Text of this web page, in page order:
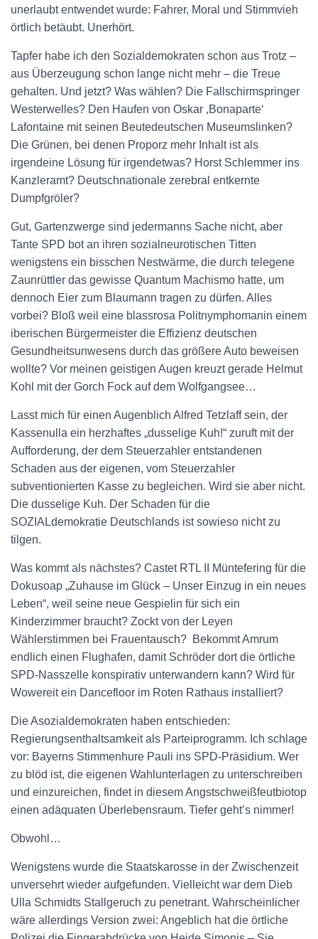
unerlaubt entwendet wurde: Fahrer, Moral und Stimmvieh
örtlich betäubt. Unerhört.
Tapfer habe ich den Sozialdemokraten schon aus Trotz –
aus Überzeugung schon lange nicht mehr – die Treue
gehalten. Und jetzt? Was wählen? Die Fallschirmspringer
Westerwelles? Den Haufen von Oskar ‚Bonaparte‘
Lafontaine mit seinen Beutedeutschen Museumslinken?
Die Grünen, bei denen Proporz mehr Inhalt ist als
irgendeine Lösung für irgendetwas? Horst Schlemmer ins
Kanzleramt? Deutschnationale zerebral entkernte
Dumpfgröler?
Gut, Gartenzwerge sind jedermanns Sache nicht, aber
Tante SPD bot an ihren sozialneurotischen Titten
wenigstens ein bisschen Nestwärme, die durch telegene
Zaunrüttler das gewisse Quantum Machismo hatte, um
dennoch Eier zum Blaumann tragen zu dürfen. Alles
vorbei? Bloß weil eine blassrosa Politnymphomanin einem
iberischen Bürgermeister die Effizienz deutschen
Gesundheitsunwesens durch das größere Auto beweisen
wollte? Vor meinen geistigen Augen kreuzt gerade Helmut
Kohl mit der Gorch Fock auf dem Wolfgangsee…
Lasst mich für einen Augenblich Alfred Tetzlaff sein, der
Kassenulla ein herzhaftes „dusselige Kuh!“ zuruft mit der
Aufforderung, der dem Steuerzahler entstandenen
Schaden aus der eigenen, vom Steuerzahler
subventionierten Kasse zu begleichen. Wird sie aber nicht.
Die dusselige Kuh. Der Schaden für die
SOZIALdemokratie Deutschlands ist sowieso nicht zu
tilgen.
Was kommt als nächstes? Castet RTL II Müntefering für die
Dokusoap „Zuhause im Glück – Unser Einzug in ein neues
Leben“, weil seine neue Gespielin für sich ein
Kinderzimmer braucht? Zockt von der Leyen
Wählerstimmen bei Frauentausch? Bekommt Amrum
endlich einen Flughafen, damit Schröder dort die örtliche
SPD-Nasszelle konspirativ unterwandern kann? Wird für
Wowereit ein Dancefloor im Roten Rathaus installiert?
Die Asozialdemokraten haben entschieden:
Regierungsenthaltsamkeit als Parteiprogramm. Ich schlage
vor: Bayerns Stimmenhure Pauli ins SPD-Präsidium. Wer
zu blöd ist, die eigenen Wahlunterlagen zu unterschreiben
und einzureichen, findet in diesem Angstschweißfeutbiotop
einen adäquaten Überlebensraum. Tiefer geht’s nimmer!
Obwohl…
Wenigstens wurde die Staatskarosse in der Zwischenzeit
unversehrt wieder aufgefunden. Vielleicht war dem Dieb
Ulla Schmidts Stallgeruch zu penetrant. Wahrscheinlicher
wäre allerdings Version zwei: Angeblich hat die örtliche